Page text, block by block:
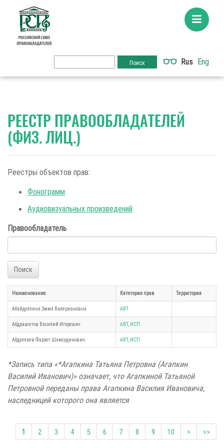
Rus Eng
РЕЕСТР ПРАВООБЛАДАТЕЛЕЙ
(ФИЗ. ЛИЦ.)
Реестры объектов прав:
Фонограмм
Аудиовизуальных произведений
Правообладатель
Поиск
Наименование Категория прав Территория
Абайдуллина Эмма Валериановна АВТ
Абдрашитов Василий Игоревич АВТ, ИСП
Абдуллаев Фархот Шамсудинович АВТ, ИСП
*Запись типа «*Агапкина Татьяна Петровна (Агапкин
Василий Иванович)» означает, что Агапкиной Татьяной
Петровной переданы права Агапкина Василия Ивановича,
наследницей которого она является
1 2 3 4 5 6 7 8 9 10 > >>